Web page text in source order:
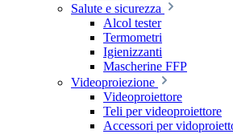
Salute e sicurezza
Alcol tester
Termometri
Igienizzanti
Mascherine FFP
Videoproiezione
Videoproiettore
Teli per videoproiettore
Accessori per